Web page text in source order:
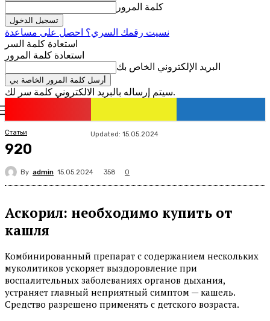
كلمة المرور
نسيت رقمك السري؟ احصل على مساعدة
استعادة كلمة السر
استعادة كلمة المرور
البريد الإلكتروني الخاص بك
سيتم إرساله بالبريد الالكتروني كلمة سر لك.
Статьи Updated: 15.05.2024
920
By admin 15.05.2024 358 0
Аскорил: необходимо купить от
кашля
Комбинированный препарат с содержанием нескольких
муколитиков ускоряет выздоровление при
воспалительных заболеваниях органов дыхания,
устраняет главный неприятный симптом — кашель.
Средство разрешено применять с детского возраста.